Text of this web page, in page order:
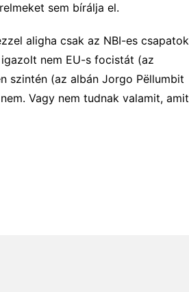
sem bírálja el.
aligha csak az NBI-es csapatok
nem EU-s focistát (az
szintén (az albán Jorgo Pëllumbit
Vagy nem tudnak valamit, amit